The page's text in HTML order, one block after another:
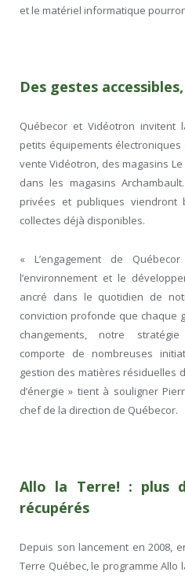
et le matériel informatique
Des gestes
Québecor et Vidéotron invitent
petits équipements électroniques
vente Vidéotron, des magasins
dans les magasins
privées et publiques
collectes déjà disponibles.
« L’engagement de
l’environnement et le
ancré dans le quotidien de
conviction profonde que chaque
changements, notre
comporte de nombreuses
gestion des matières résiduelles
d’énergie » tient à souligner
chef de la direction de Québecor.
Allo la Terre! : plus
récupérés
Depuis son lancement en 2008,
Terre Québec, le programme